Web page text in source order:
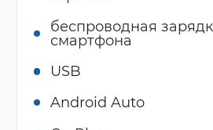
беспроводная
смартфона
USB
Android Auto